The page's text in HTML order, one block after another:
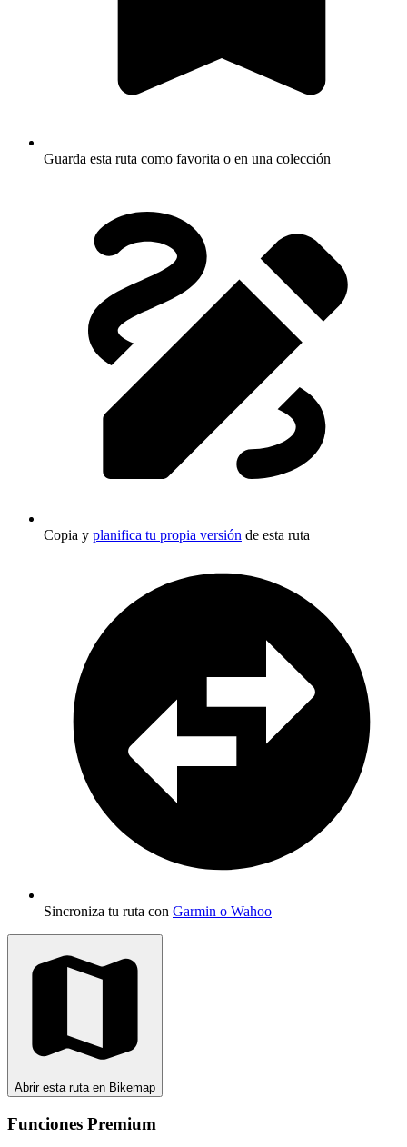
Guarda esta ruta como favorita o en una colección
Copia y planifica tu propia versión de esta ruta
Sincroniza tu ruta con Garmin o Wahoo
Abrir esta ruta en Bikemap
Funciones Premium